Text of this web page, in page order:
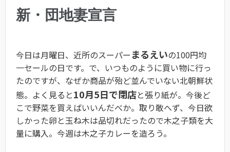
新・団地妻宣言
今日は月曜日、近所のスーパー まるえいの100円均
一セールの日です。で、いつものように買い物に行っ
たのですが、なぜか商品が殆ど並んでいない北朝鮮状
態。よく見ると10月5日で閉店と張り紙が。今後ど
こで野菜を買えばいいんだべか。取り敢へず、今日欲
しかった卵と玉ね木は品切れだったので木之子類を大
量に購入。今週は木之子カレーを造ろう。